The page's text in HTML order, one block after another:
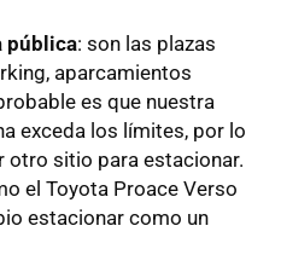
pública: son las plazas
aparcamientos
es que nuestra
exceda los límites, por lo
otro sitio para estacionar.
el Toyota Proace Verso
estacionar como un